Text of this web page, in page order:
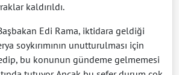
kaldırıldı.
Edi Rama, iktidara geldiği
soykırımının unutturulması için
bu konunun gündeme gelmemesi